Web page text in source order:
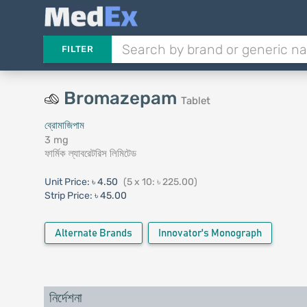
FILTER
Bromazepam Tablet
ব্রোমাজিপাম
3 mg
ফার্মিক ল্যাবরেটরিস লিমিটেড
Unit Price: ৳ 4.50 (5 x 10: ৳ 225.00)
Strip Price: ৳ 45.00
Alternate Brands Innovator's Monograph
নির্দেশনা